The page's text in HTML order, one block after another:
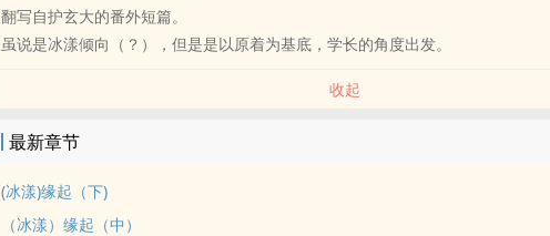
翻写自护玄大的番外短篇。
虽说是冰漾倾向（？），但是是以原着为基底，学长的角度出发。
收起
最新章节
(冰漾)缘起（下)
（冰漾）缘起（中）